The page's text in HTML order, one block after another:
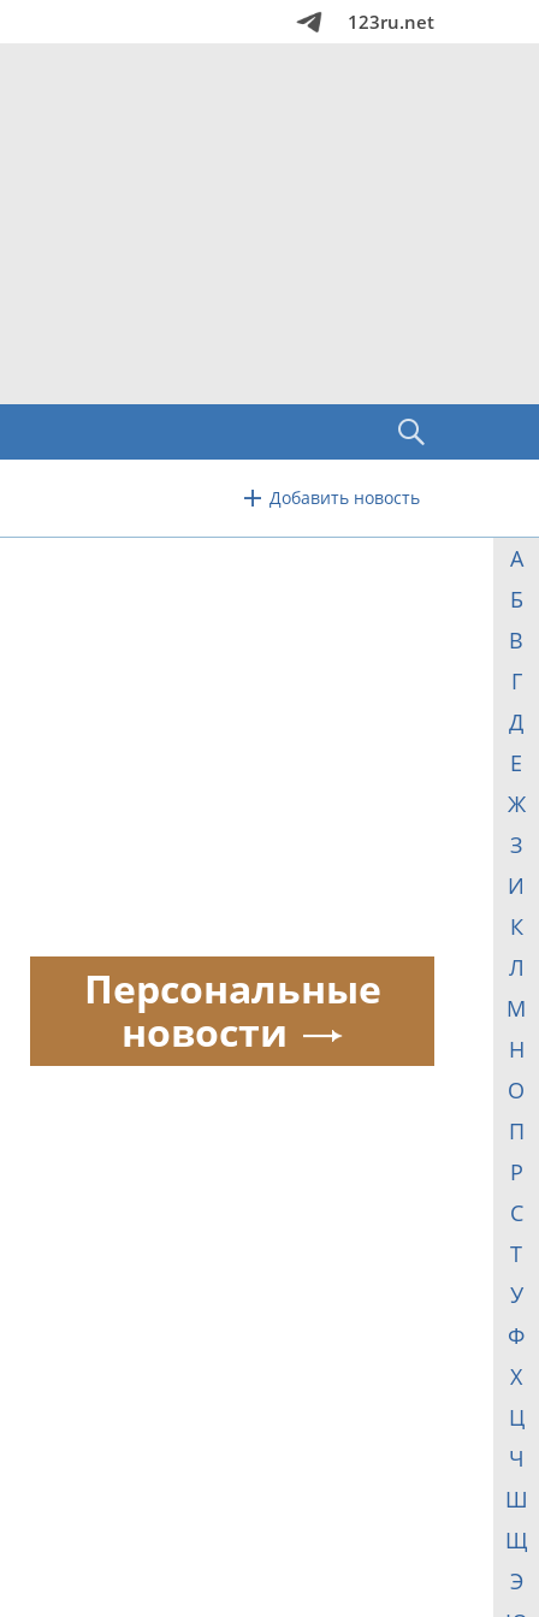
123ru.net
Добавить новость
А
Б
В
Г
Д
Е
Ж
З
И
К
Л
М
Н
О
П
Р
С
Т
У
Ф
Х
Ц
Ч
Ш
Щ
Э
Персональные
новости